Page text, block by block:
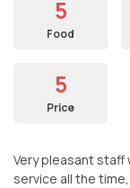
5
Food
5
Price
Very pleasant staff
service all the